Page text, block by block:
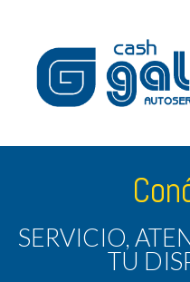
SERVICIO,
TU